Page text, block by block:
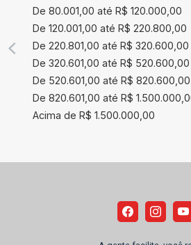
De 80.001,00 até R$ 120.000,00
De 120.001,00 até R$ 220.800,00
De 220.801,00 até R$ 320.600,00
De 320.601,00 até R$ 520.600,00
De 520.601,00 até R$ 820.600,00
De 820.601,00 até R$
Acima de R$ 1.500.000,00